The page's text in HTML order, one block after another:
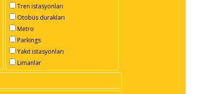
Tren istasyonları
Otobüs durakları
Metro
Parkings
Yakıt istasyonları
Limanlar